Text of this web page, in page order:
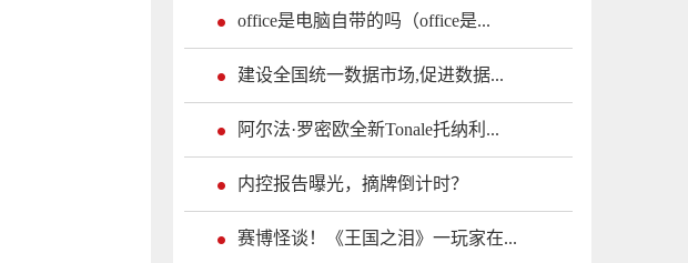
office是电脑自带的吗（office是...
建设全国统一数据市场,促进数据...
阿尔法·罗密欧全新Tonale托纳利...
内控报告曝光，摘牌倒计时？
赛博怪谈！《王国之泪》一玩家在...